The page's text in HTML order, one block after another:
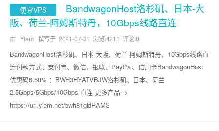
便宜VPS
BandwagonHost洛杉矶、日本-大
阪、荷兰-阿姆斯特丹，10Gbps线路直连
由 YIem 撰写于 2021-07-31 浏览:4211 评论:0
BandwagonHost洛杉矶、日本-大阪、荷兰-阿姆斯特丹，10Gbps线路直
连付款方式：支付宝、微信、银联、PayPal、信用卡BandwagonHost
优惠码6.58% ：BWH3HYATVBJW洛杉矶、日本、荷兰
2.5Gbps/5Gbps/10Gbps 直连 更多产品-->
https://url.yiem.net/bwh81gidRAMS